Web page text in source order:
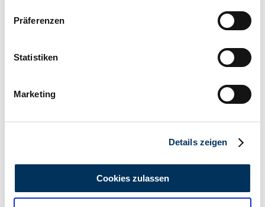
Informationen über Ihre geografische Lage
können
bestimmten Merkmalen (Fingerprinting) identifizieren
Erfahren Sie mehr darüber, wie Ihre persönlichen Daten
analysieren. Außerdem geben wir Informationen zu Ihrer
Präferenzen
Statistiken
Marketing
Details zeigen
Cookies zulassen
2001 | Porsche 911 Carrera 4
CHF 33'182